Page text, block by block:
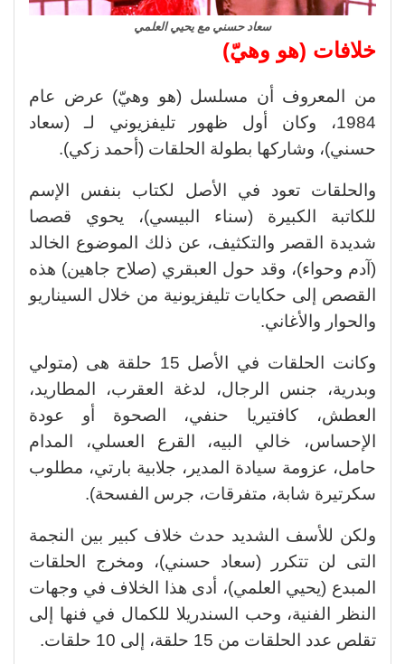
سعاد حسني مع يحيي العلمي
خلافات (هو وهيّ)
من المعروف أن مسلسل (هو وهيّ) عرض عام
1984، وكان أول ظهور تليفزيوني لـ (سعاد
حسني)، وشاركها بطولة الحلقات (أحمد زكي).
والحلقات تعود في الأصل لكتاب بنفس الإسم
للكاتبة الكبيرة (سناء البيسي)، يحوي قصصا
شديدة القصر والتكثيف، عن ذلك الموضوع الخالد
(آدم وحواء)، وقد حول العبقري (صلاح جاهين) هذه
القصص إلى حكايات تليفزيونية من خلال السيناريو
والحوار والأغاني.
وكانت الحلقات في الأصل 15 حلقة هى (متولي
وبدرية، جنس الرجال، لدغة العقرب، المطاريد،
العطش، كافتيريا حنفي، الصحوة أو عودة
الإحساس، خالي البيه، القرع العسلي، المدام
حامل، عزومة سيادة المدير، جلابية بارتي، مطلوب
سكرتيرة شابة، متفرقات، جرس الفسحة).
ولكن للأسف الشديد حدث خلاف كبير بين النجمة
التى لن تتكرر (سعاد حسني)، ومخرج الحلقات
المبدع (يحيي العلمي)، أدى هذا الخلاف في وجهات
النظر الفنية، وحب السندريلا للكمال في فنها إلى
تقلص عدد الحلقات من 15 حلقة، إلى 10 حلقات.